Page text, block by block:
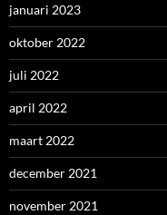
januari 2023
oktober 2022
juli 2022
april 2022
maart 2022
december 2021
november 2021